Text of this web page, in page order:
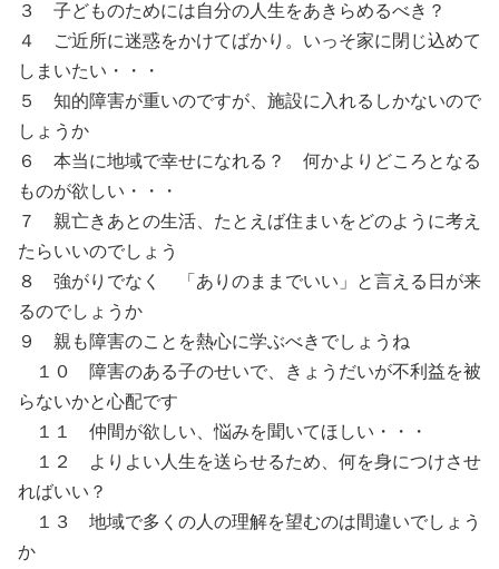
３ 子どものためには自分の人生をあきらめるべき？
４ ご近所に迷惑をかけてばかり。いっそ家に閉じ込めて
しまいたい・・・
５ 知的障害が重いのですが、施設に入れるしかないので
しょうか
６ 本当に地域で幸せになれる？ 何かよりどころとなる
ものが欲しい・・・
７ 親亡きあとの生活、たとえば住まいをどのように考え
たらいいのでしょう
８ 強がりでなく 「ありのままでいい」と言える日が来
るのでしょうか
９ 親も障害のことを熱心に学ぶべきでしょうね
１０ 障害のある子のせいで、きょうだいが不利益を被
らないかと心配です
１１ 仲間が欲しい、悩みを聞いてほしい・・・
１２ よりよい人生を送らせるため、何を身につけさせ
ればいい？
１３ 地域で多くの人の理解を望むのは間違いでしょう
か